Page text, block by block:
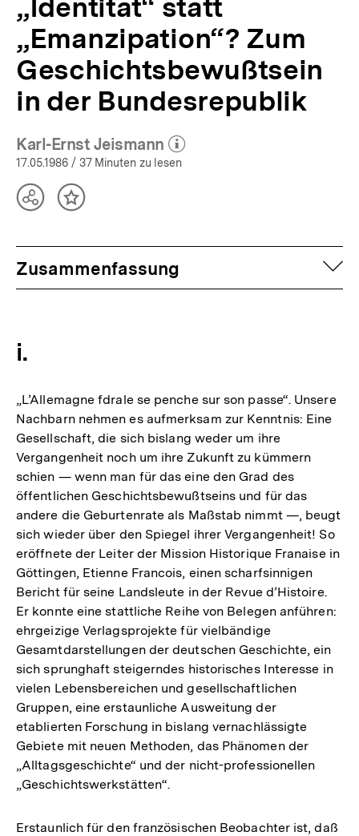
„Identität“ statt
„Emanzipation“? Zum
Geschichtsbewußtsein
in der Bundesrepublik
Karl-Ernst Jeismann
(Mehr zum Autor)
öffnen
17.05.1986 / 37 Minuten zu lesen
TeilenInhalt
Zusammenfassung
i.
„L’Allemagne fdrale se penche sur son passe“. Unsere
Nachbarn nehmen es aufmerksam zur Kenntnis: Eine
Gesellschaft, die sich bislang weder um ihre
Vergangenheit noch um ihre Zukunft zu kümmern
schien — wenn man für das eine den Grad des
öffentlichen Geschichtsbewußtseins und für das
andere die Geburtenrate als Maßstab nimmt —, beugt
sich wieder über den Spiegel ihrer Vergangenheit! So
eröffnete der Leiter der Mission Historique Franaise in
Göttingen, Etienne Francois, einen scharfsinnigen
Bericht für seine Landsleute in der Revue d’Histoire.
Er konnte eine stattliche Reihe von Belegen anführen:
ehrgeizige Verlagsprojekte für vielbändige
Gesamtdarstellungen der deutschen Geschichte, ein
sich sprunghaft steigerndes historisches Interesse in
vielen Lebensbereichen und gesellschaftlichen
Gruppen, eine erstaunliche Ausweitung der
etablierten Forschung in bislang vernachlässigte
Gebiete mit neuen Methoden, das Phänomen der
„Alltagsgeschichte“ und der nicht-professionellen
„Geschichtswerkstätten“.
Erstaunlich für den französischen Beobachter ist, daß